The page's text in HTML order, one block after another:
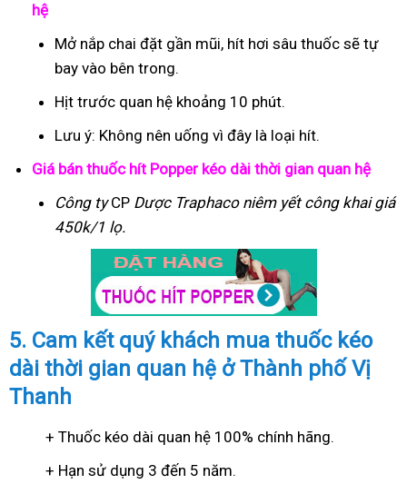
hệ
Mở nắp chai đặt gần mũi, hít hơi sâu thuốc sẽ tự
bay vào bên trong.
Hịt trước quan hệ khoảng 10 phút.
Lưu ý: Không nên uống vì đây là loại hít.
Giá bán thuốc hít Popper kéo dài thời gian quan hệ
Công tyCP Dược Traphaconiêm yết công khai giá
450k/1 lọ.
5. Cam kết quý khách mua thuốc kéo
dài thời gian quan hệ ở Thành phố Vị
Thanh
+ Thuốc kéo dài quan hệ 100% chính hãng.
+ Hạn sử dụng 3 đến 5 năm.